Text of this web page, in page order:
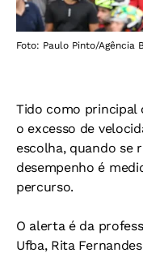
Foto: Paulo Pinto/Agência
Tido como principal
o excesso de
escolha, quando se
desempenho é
percurso.
O alerta é da
Ufba, Rita